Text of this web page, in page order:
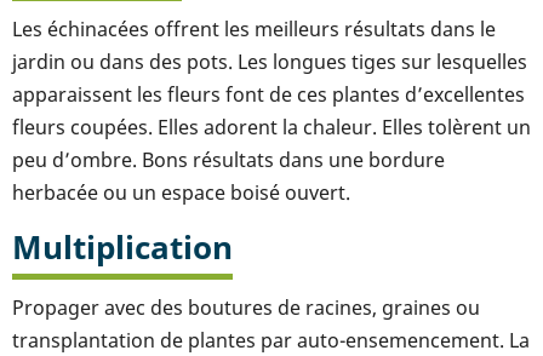
Les échinacées offrent les meilleurs résultats dans le
jardin ou dans des pots. Les longues tiges sur lesquelles
apparaissent les fleurs font de ces plantes d’excellentes
fleurs coupées. Elles adorent la chaleur. Elles tolèrent un
peu d’ombre. Bons résultats dans une bordure
herbacée ou un espace boisé ouvert.
Multiplication
Propager avec des boutures de racines, graines ou
transplantation de plantes par auto-ensemencement. La